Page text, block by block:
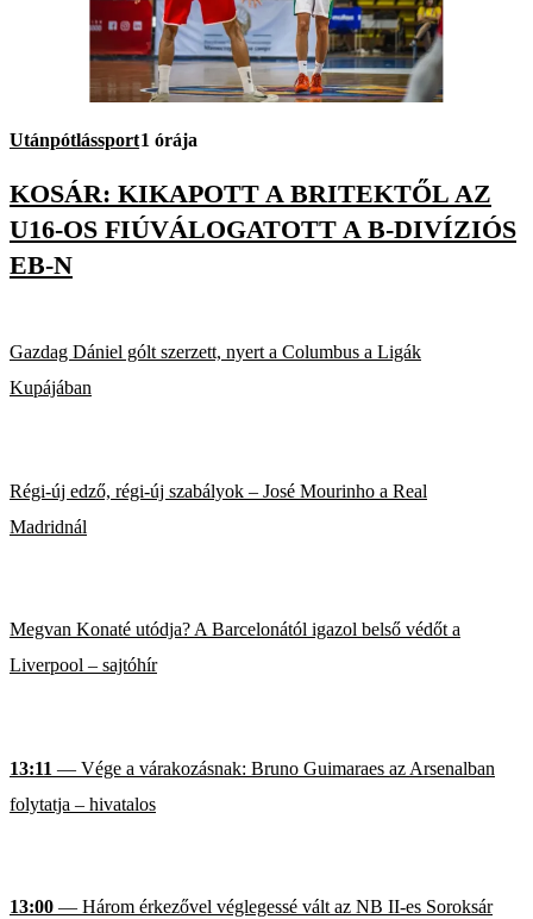
Utánpótlássport1 órája
KOSÁR: KIKAPOTT A BRITEKTŐL AZ
U16-OS FIÚVÁLOGATOTT A B-DIVÍZIÓS
EB-N
Gazdag Dániel gólt szerzett, nyert a Columbus a Ligák
Kupájában
Régi-új edző, régi-új szabályok – José Mourinho a Real
Madridnál
Megvan Konaté utódja? A Barcelonától igazol belső védőt a
Liverpool – sajtóhír
13:11 — Vége a várakozásnak: Bruno Guimaraes az Arsenalban
folytatja – hivatalos
13:00 — Három érkezővel véglegessé vált az NB II-es Soroksár